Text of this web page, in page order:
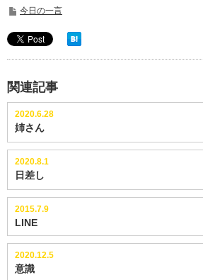
今日の一言
関連記事
2020.6.28
姉さん
2020.8.1
日差し
2015.7.9
LINE
2020.12.5
意識